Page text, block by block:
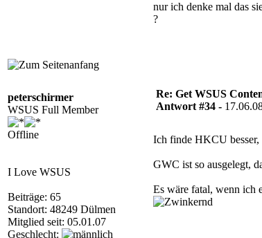
nur ich denke mal das
?
peterschirmer
WSUS Full Member
Offline
I Love WSUS
Beiträge: 65
Standort: 48249 Dülmen
Mitglied seit: 05.01.07
Geschlecht:
Re: Get WSUS
Antwort #34 -
Ich finde HKCU besser,
GWC ist so ausgelegt,
Es wäre fatal, wenn ich